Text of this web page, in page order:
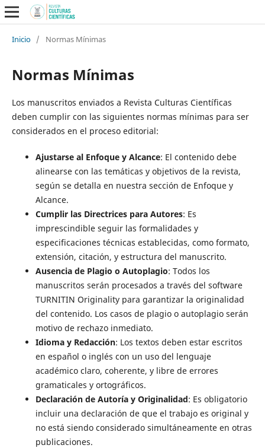
Inicio / Normas Mínimas
Normas Mínimas
Los manuscritos enviados a Revista Culturas Científicas
deben cumplir con las siguientes normas mínimas para ser
considerados en el proceso editorial:
Ajustarse al Enfoque y Alcance: El contenido debe
alinearse con las temáticas y objetivos de la revista,
según se detalla en nuestra sección de Enfoque y
Alcance.
Cumplir las Directrices para Autores: Es
imprescindible seguir las formalidades y
especificaciones técnicas establecidas, como formato,
extensión, citación, y estructura del manuscrito.
Ausencia de Plagio o Autoplagio: Todos los
manuscritos serán procesados a través del software
TURNITIN Originality para garantizar la originalidad
del contenido. Los casos de plagio o autoplagio serán
motivo de rechazo inmediato.
Idioma y Redacción: Los textos deben estar escritos
en español o inglés con un uso del lenguaje
académico claro, coherente, y libre de errores
gramaticales y ortográficos.
Declaración de Autoría y Originalidad: Es obligatorio
incluir una declaración de que el trabajo es original y
no está siendo considerado simultáneamente en otras
publicaciones.